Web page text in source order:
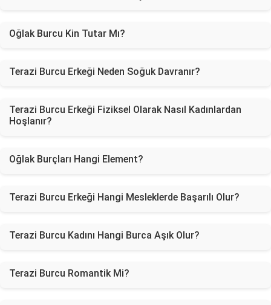
Oğlak Burcu Kin Tutar Mı?
Terazi Burcu Erkeği Neden Soğuk Davranır?
Terazi Burcu Erkeği Fiziksel Olarak Nasıl Kadınlardan
Hoşlanır?
Oğlak Burçları Hangi Element?
Terazi Burcu Erkeği Hangi Mesleklerde Başarılı Olur?
Terazi Burcu Kadını Hangi Burca Aşık Olur?
Terazi Burcu Romantik Mi?